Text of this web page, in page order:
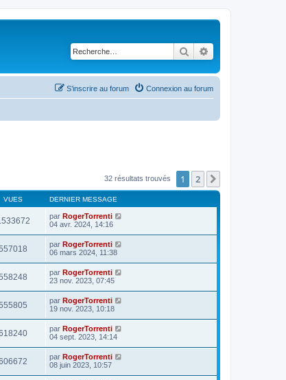
Rechercher
Connexion au forum
S’inscrire au forum
32 résultats trouvés 1 2
VUES DERNIER MESSAGE
par RogerTorrenti
04 avr. 2024, 14:16
par RogerTorrenti
06 mars 2024, 11:38
par RogerTorrenti
23 nov. 2023, 07:45
par RogerTorrenti
19 nov. 2023, 10:18
par RogerTorrenti
04 sept. 2023, 14:14
par RogerTorrenti
08 juin 2023, 10:57